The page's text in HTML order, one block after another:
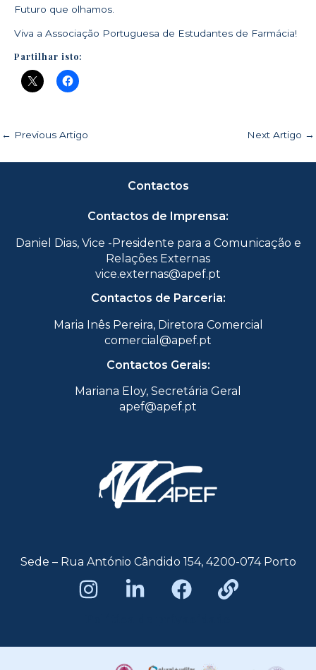
Futuro que olhamos.
Viva a Associação Portuguesa de Estudantes de Farmácia!
Partilhar isto:
← Previous Artigo Next Artigo →
Contactos
Contactos de Imprensa:
Daniel Dias, Vice -Presidente para a Comunicação e
Relações Externas
vice.externas@apef.pt
Contactos de Parceria:
Maria Inês Pereira, Diretora Comercial
comercial@apef.pt
Contactos Gerais:
Mariana Eloy, Secretária Geral
apef@apef.pt
Sede – Rua António Cândido 154, 4200-074 Porto